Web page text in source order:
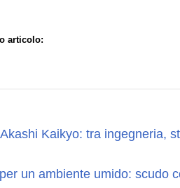
articolo:
Kaikyo: tra ingegneria,
un ambiente umido: scudo